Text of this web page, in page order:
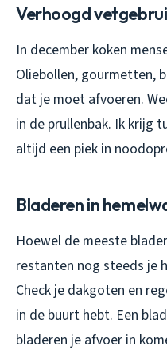
Verhoogd
In december koken
Oliebollen, gourmetten,
dat je moet afvoeren.
in de prullenbak. Ik krijg
altijd een piek in
Bladeren in
Hoewel de meeste
restanten nog steeds je
Check je dakgoten en
in de buurt hebt. Een
bladeren je afvoer in